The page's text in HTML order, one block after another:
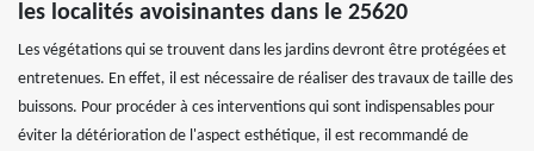
les localités avoisinantes dans le 25620
Les végétations qui se trouvent dans les jardins devront être protégées et
entretenues. En effet, il est nécessaire de réaliser des travaux de taille des
buissons. Pour procéder à ces interventions qui sont indispensables pour
éviter la détérioration de l'aspect esthétique, il est recommandé de